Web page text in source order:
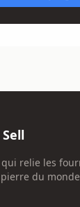
relie les
du